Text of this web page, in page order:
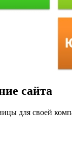
сайта
для своей